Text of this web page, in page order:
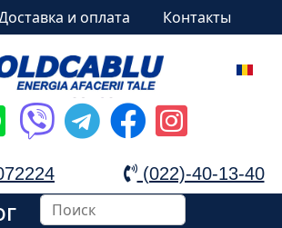
и оплата Контакты
(022)-40-13-40